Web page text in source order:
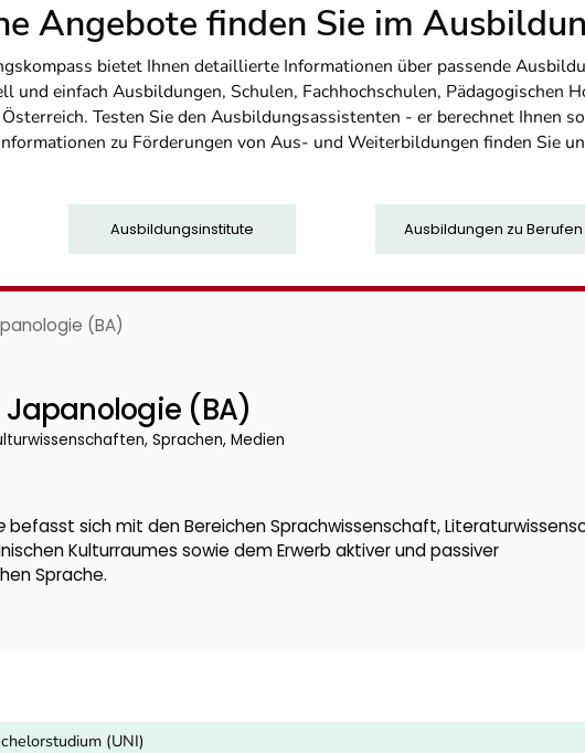
Angebote finden Sie im
bietet Ihnen detaillierte Informationen über passende
und einfach Ausbildungen, Schulen, Fachhochschulen, Pädagogischen
Testen Sie den Ausbildungsassistenten - er berechnet Ihnen
zu Förderungen von Aus- und Weiterbildungen finden Sie
Ausbildungsinstitute Ausbildungen zu Berufen
(BA)
(BA)
Sprachen, Medien
befasst sich mit den Bereichen Sprachwissenschaft,
Kulturraumes sowie dem Erwerb aktiver und passiver
Sprache.
(UNI)